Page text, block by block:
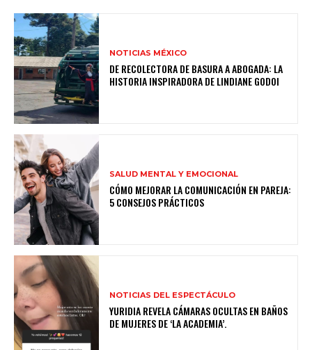
NOTICIAS MÉXICO
DE RECOLECTORA DE BASURA A ABOGADA: LA
HISTORIA INSPIRADORA DE LINDIANE GODOI
SALUD MENTAL Y EMOCIONAL
CÓMO MEJORAR LA COMUNICACIÓN EN PAREJA:
5 CONSEJOS PRÁCTICOS
NOTICIAS DEL ESPECTÁCULO
YURIDIA REVELA CÁMARAS OCULTAS EN BAÑOS
DE MUJERES DE ‘LA ACADEMIA’.